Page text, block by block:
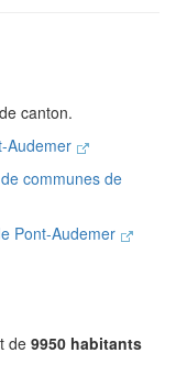
canton.
Audemer
communes de
Pont-Audemer
de 9950 habitants